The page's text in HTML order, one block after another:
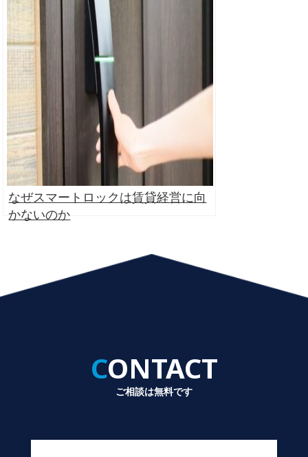
なぜスマートロックは賃貸経営に向
かないのか
CONTACT
ご相談は無料です